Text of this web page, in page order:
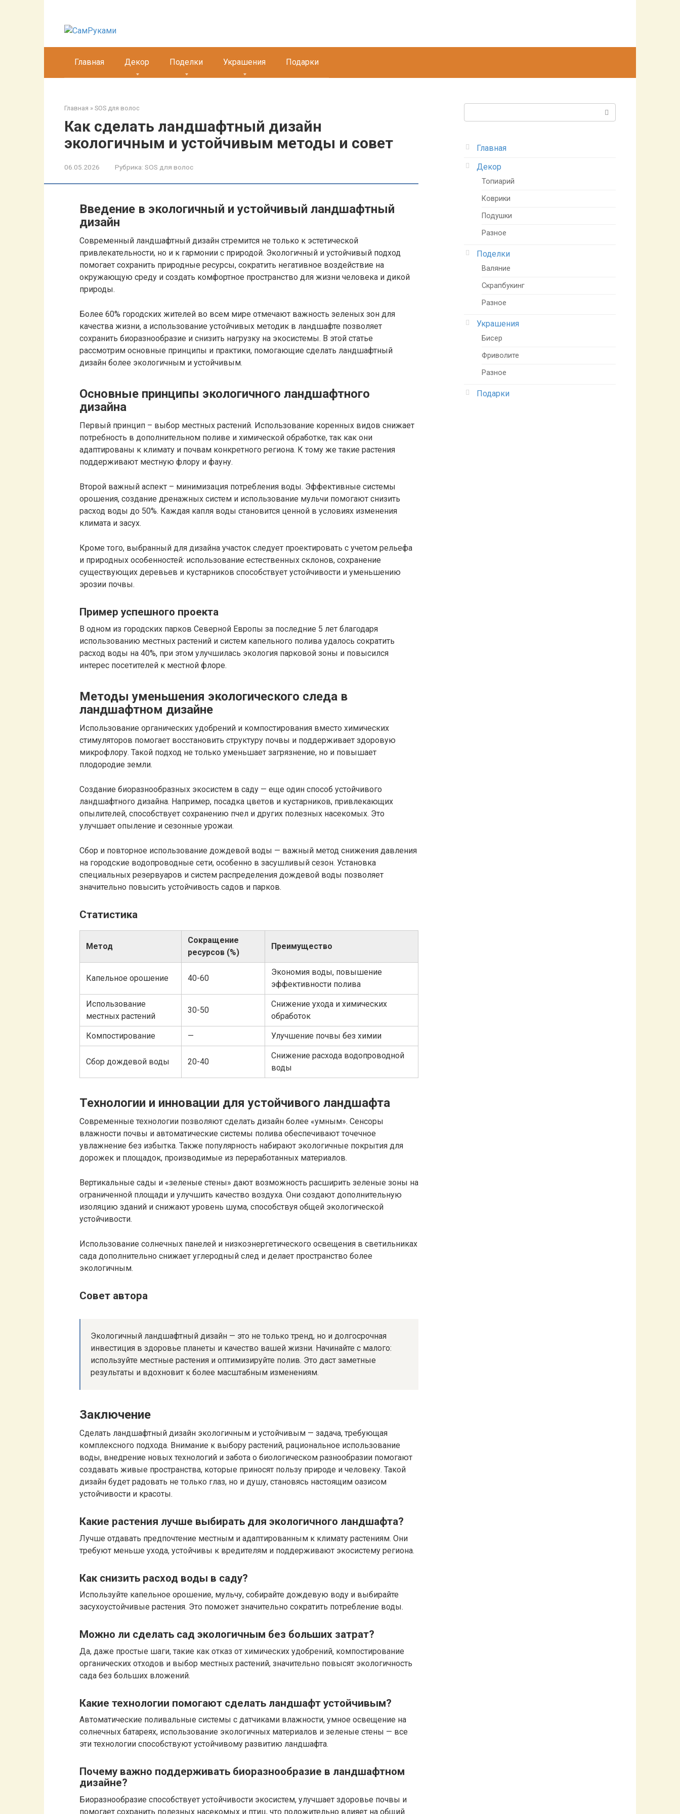
Главная Декор Поделки Украшения Подарки
Главная » SOS для волос
Как сделать ландшафтный дизайн
экологичным и устойчивым методы и совет
06.05.2026 Рубрика: SOS для волос
Введение в экологичный и устойчивый ландшафтный
дизайн
Современный ландшафтный дизайн стремится не только к эстетической
привлекательности, но и к гармонии с природой. Экологичный и устойчивый подход
помогает сохранить природные ресурсы, сократить негативное воздействие на
окружающую среду и создать комфортное пространство для жизни человека и дикой
природы.
Более 60% городских жителей во всем мире отмечают важность зеленых зон для
качества жизни, а использование устойчивых методик в ландшафте позволяет
сохранить биоразнообразие и снизить нагрузку на экосистемы. В этой статье
рассмотрим основные принципы и практики, помогающие сделать ландшафтный
дизайн более экологичным и устойчивым.
Основные принципы экологичного ландшафтного
дизайна
Первый принцип – выбор местных растений. Использование коренных видов снижает
потребность в дополнительном поливе и химической обработке, так как они
адаптированы к климату и почвам конкретного региона. К тому же такие растения
поддерживают местную флору и фауну.
Второй важный аспект – минимизация потребления воды. Эффективные системы
орошения, создание дренажных систем и использование мульчи помогают снизить
расход воды до 50%. Каждая капля воды становится ценной в условиях изменения
климата и засух.
Кроме того, выбранный для дизайна участок следует проектировать с учетом рельефа
и природных особенностей: использование естественных склонов, сохранение
существующих деревьев и кустарников способствует устойчивости и уменьшению
эрозии почвы.
Пример успешного проекта
В одном из городских парков Северной Европы за последние 5 лет благодаря
использованию местных растений и систем капельного полива удалось сократить
расход воды на 40%, при этом улучшилась экология парковой зоны и повысился
интерес посетителей к местной флоре.
Методы уменьшения экологического следа в
ландшафтном дизайне
Использование органических удобрений и компостирования вместо химических
стимуляторов помогает восстановить структуру почвы и поддерживает здоровую
микрофлору. Такой подход не только уменьшает загрязнение, но и повышает
плодородие земли.
Создание биоразнообразных экосистем в саду — еще один способ устойчивого
ландшафтного дизайна. Например, посадка цветов и кустарников, привлекающих
опылителей, способствует сохранению пчел и других полезных насекомых. Это
улучшает опыление и сезонные урожаи.
Сбор и повторное использование дождевой воды — важный метод снижения давления
на городские водопроводные сети, особенно в засушливый сезон. Установка
специальных резервуаров и систем распределения дождевой воды позволяет
значительно повысить устойчивость садов и парков.
Статистика
Метод
Сокращение
ресурсов (%)
Преимущество
Капельное орошение 40-60
Экономия воды, повышение
эффективности полива
Использование
местных растений
30-50
Снижение ухода и химических
обработок
Компостирование — Улучшение почвы без химии
Сбор дождевой воды 20-40
Снижение расхода водопроводной
воды
Технологии и инновации для устойчивого ландшафта
Современные технологии позволяют сделать дизайн более «умным». Сенсоры
влажности почвы и автоматические системы полива обеспечивают точечное
увлажнение без избытка. Также популярность набирают экологичные покрытия для
дорожек и площадок, производимые из переработанных материалов.
Вертикальные сады и «зеленые стены» дают возможность расширить зеленые зоны на
ограниченной площади и улучшить качество воздуха. Они создают дополнительную
изоляцию зданий и снижают уровень шума, способствуя общей экологической
устойчивости.
Использование солнечных панелей и низкоэнергетического освещения в светильниках
сада дополнительно снижает углеродный след и делает пространство более
экологичным.
Совет автора
Экологичный ландшафтный дизайн — это не только тренд, но и долгосрочная
инвестиция в здоровье планеты и качество вашей жизни. Начинайте с малого:
используйте местные растения и оптимизируйте полив. Это даст заметные
результаты и вдохновит к более масштабным изменениям.
Заключение
Сделать ландшафтный дизайн экологичным и устойчивым — задача, требующая
комплексного подхода. Внимание к выбору растений, рациональное использование
воды, внедрение новых технологий и забота о биологическом разнообразии помогают
создавать живые пространства, которые приносят пользу природе и человеку. Такой
дизайн будет радовать не только глаз, но и душу, становясь настоящим оазисом
устойчивости и красоты.
Какие растения лучше выбирать для экологичного ландшафта?
Лучше отдавать предпочтение местным и адаптированным к климату растениям. Они
требуют меньше ухода, устойчивы к вредителям и поддерживают экосистему региона.
Как снизить расход воды в саду?
Используйте капельное орошение, мульчу, собирайте дождевую воду и выбирайте
засухоустойчивые растения. Это поможет значительно сократить потребление воды.
Можно ли сделать сад экологичным без больших затрат?
Да, даже простые шаги, такие как отказ от химических удобрений, компостирование
органических отходов и выбор местных растений, значительно повысят экологичность
сада без больших вложений.
Какие технологии помогают сделать ландшафт устойчивым?
Автоматические поливальные системы с датчиками влажности, умное освещение на
солнечных батареях, использование экологичных материалов и зеленые стены — все
эти технологии способствуют устойчивому развитию ландшафта.
Почему важно поддерживать биоразнообразие в ландшафтном
дизайне?
Биоразнообразие способствует устойчивости экосистем, улучшает здоровье почвы и
помогает сохранить полезных насекомых и птиц, что положительно влияет на общий
Главная
Декор
Топиарий
Коврики
Подушки
Разное
Поделки
Валяние
Скрапбукинг
Разное
Украшения
Бисер
Фриволите
Разное
Подарки